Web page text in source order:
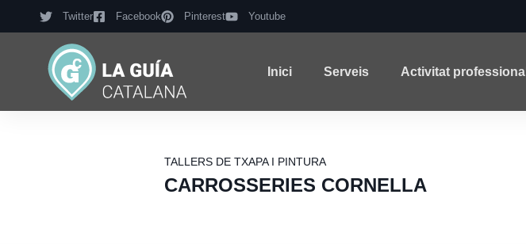
Twitter Facebook Pinterest Youtube
Inici Serveis Activitat professional
TALLERS DE TXAPA I PINTURA
CARROSSERIES CORNELLA